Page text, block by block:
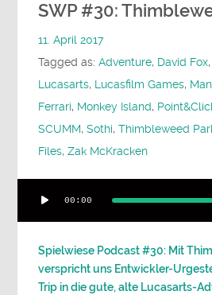
SWP #30:
11. April 2017
Tagged as:Adventure, David Fox,
Lucasarts, Lucasfilm Games,
Ferrari, Monkey Island,
SCUMM,Sothi,Thimbleweed
Files,Zak McKracken
Player
00:00
Spielwiese Podcast #30: Mit
verspricht uns Entwickler-
Trip in die gute, alte Lucasarts-